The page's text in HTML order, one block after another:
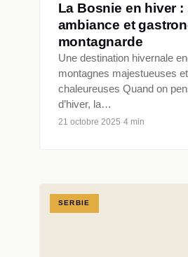
La Bosnie en hiver
ambiance et
montagnarde
Une destination hivernale
montagnes majestueuses
chaleureuses Quand on
d’hiver, la…
21 octobre 2025·4 min
SERBIE